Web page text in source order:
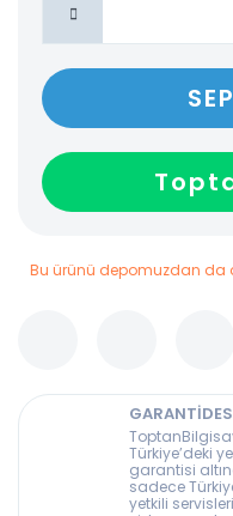
Bu ürünü depomuzdan da
Türkiye’deki
garantisi
sadece
yetkili